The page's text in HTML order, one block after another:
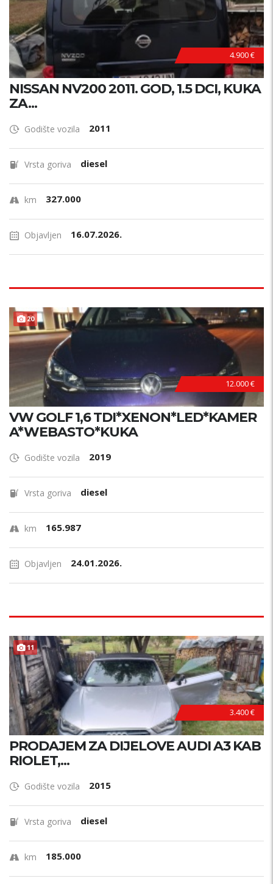
4.900 €
NISSAN NV200 2011. GOD, 1.5 DCI, KUKA
ZA...
Godište vozila 2011
Vrsta goriva diesel
km 327.000
Objavljen 16.07.2026.
20 B
E
Z
U
L
A
G
A
N
J
A
!
12.000 €
VW GOLF 1,6 TDI*XENON*LED*KAMER
A*WEBASTO*KUKA
Godište vozila 2019
Vrsta goriva diesel
km 165.987
Objavljen 24.01.2026.
11
3.400 €
PRODAJEM ZA DIJELOVE AUDI A3 KAB
RIOLET,...
Godište vozila 2015
Vrsta goriva diesel
km 185.000